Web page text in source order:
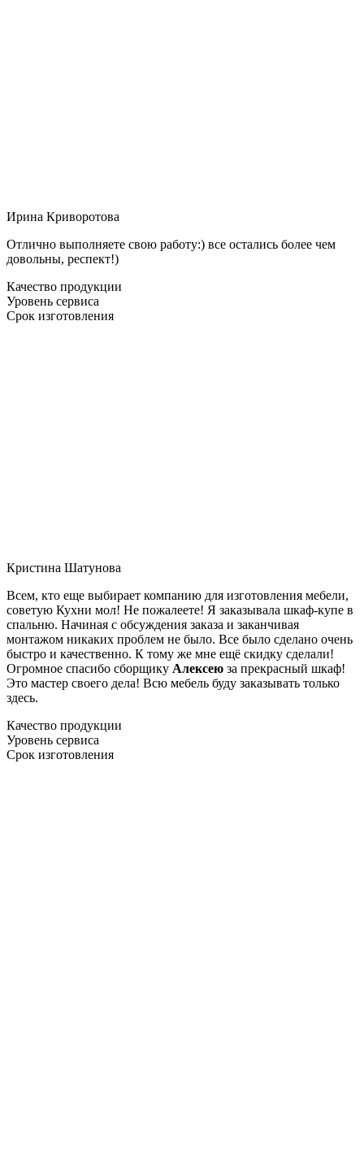
Ирина Криворотова
Отлично выполняете свою работу:) все остались более чем
довольны, респект!)
Качество продукции
Уровень сервиса
Срок изготовления
Кристина Шатунова
Всем, кто еще выбирает компанию для изготовления мебели,
советую Кухни мол! Не пожалеете! Я заказывала шкаф-купе в
спальню. Начиная с обсуждения заказа и заканчивая
монтажом никаких проблем не было. Все было сделано очень
быстро и качественно. К тому же мне ещё скидку сделали!
Огромное спасибо сборщику Алексею за прекрасный шкаф!
Это мастер своего дела! Всю мебель буду заказывать только
здесь.
Качество продукции
Уровень сервиса
Срок изготовления